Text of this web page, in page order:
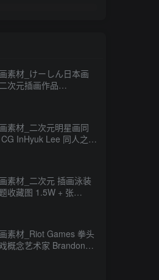
素材_けーしん日本画
次元插画作品
素材_二次元明星画同
CG InHyuk Lee 同人之神
素材_二次元 插画泳装
收藏图 1.5W + 张
素材_Riot Games 拳头
概念艺术家 Brandon